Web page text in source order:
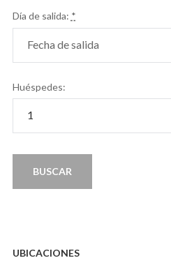
Día de salida: *
Huéspedes:
UBICACIONES